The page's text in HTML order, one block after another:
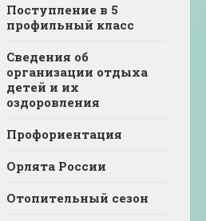
Поступление в 5
профильный класс
Сведения об
организации отдыха
детей и их
оздоровления
Профориентация
Орлята России
Отопительный сезон